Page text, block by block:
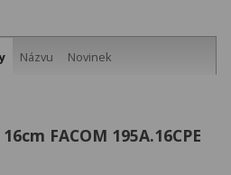
Názvu Novinek
FACOM 195A.16CPE